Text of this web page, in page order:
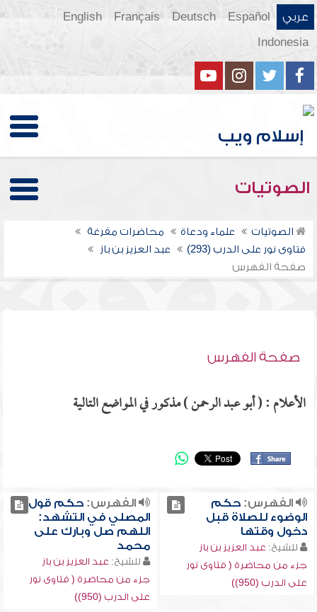
عربي Español
Deutsch
Français
English
Indonesia
الصوتيات
الصوتيات علماء ودعاة
محاضرات مفرغة
فتاوى نور على الدرب (293)
عبد العزيز بن باز
صفحة الفهرس
صفحة الفهرس
الأعلام : ( أبو عبد الرحمن ) مذكور في المواضع التالية
الفهرس:حكم
الوضوء للصلاة قبل
دخول وقتها
للشيخ: عبد العزيز بن باز
جزء من محاضرة ( فتاوى نور
على الدرب (950))
الفهرس:حكم قول
المصلي في التشهد:
اللهم صل وبارك على
محمد
للشيخ: عبد العزيز بن باز
جزء من محاضرة ( فتاوى نور
على الدرب (950))